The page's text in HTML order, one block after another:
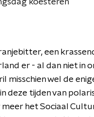
koesteren
een
er - al dan niet in
misschien wel de
in deze tijden van
het Sociaal